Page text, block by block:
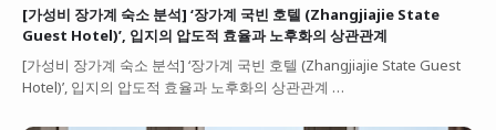
[가성비 장가계 숙소 분석] ‘장가계 국빈 호텔 (Zhangjiajie State
Guest Hotel)’, 입지의 압도적 효율과 노후화의 상관관계
[가성비 장가계 숙소 분석] ‘장가계 국빈 호텔 (Zhangjiajie State Guest
Hotel)’, 입지의 압도적 효율과 노후화의 상관관계 …